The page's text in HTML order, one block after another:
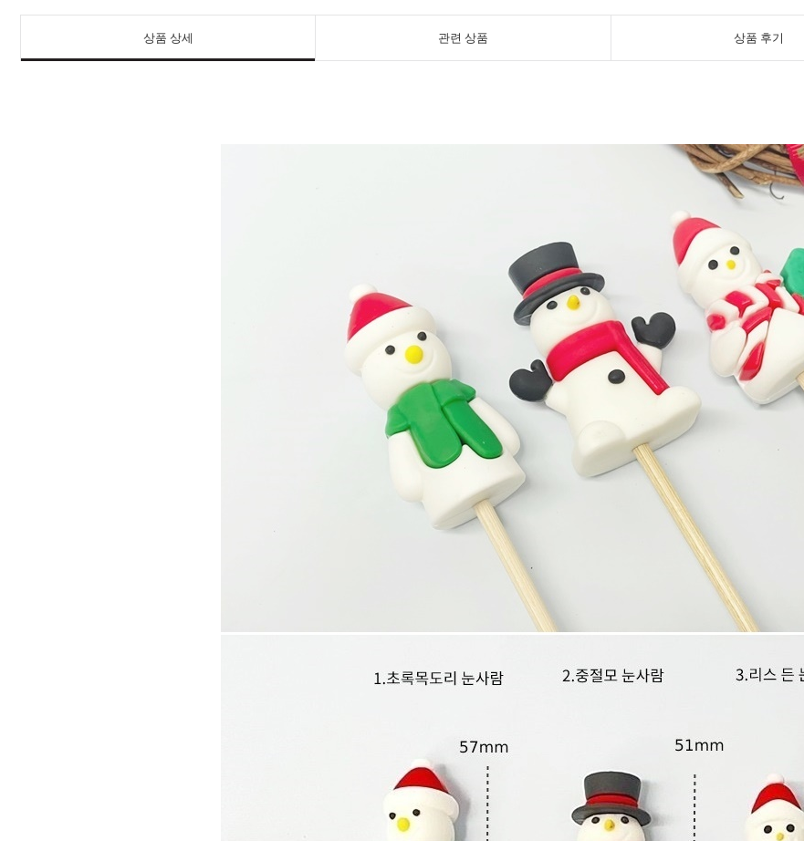
상품 상세 관련 상품 상품 후기